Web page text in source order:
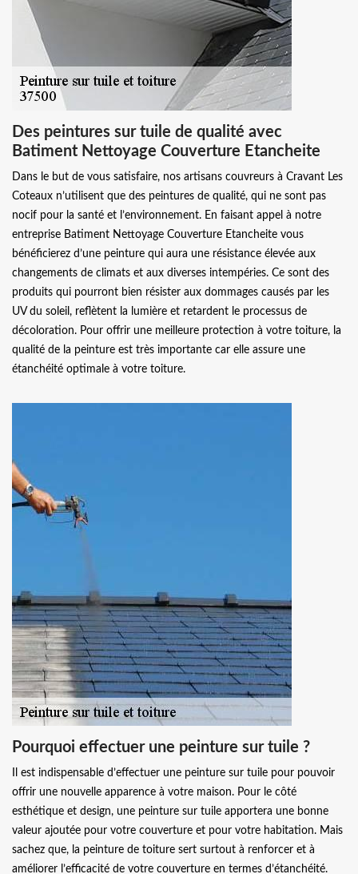
Des peintures sur tuile de qualité avec
Batiment Nettoyage Couverture Etancheite
Dans le but de vous satisfaire, nos artisans couvreurs à Cravant Les
Coteaux n’utilisent que des peintures de qualité, qui ne sont pas
nocif pour la santé et l’environnement. En faisant appel à notre
entreprise Batiment Nettoyage Couverture Etancheite vous
bénéficierez d’une peinture qui aura une résistance élevée aux
changements de climats et aux diverses intempéries. Ce sont des
produits qui pourront bien résister aux dommages causés par les
UV du soleil, reflètent la lumière et retardent le processus de
décoloration. Pour offrir une meilleure protection à votre toiture, la
qualité de la peinture est très importante car elle assure une
étanchéité optimale à votre toiture.
Pourquoi effectuer une peinture sur tuile ?
Il est indispensable d’effectuer une peinture sur tuile pour pouvoir
offrir une nouvelle apparence à votre maison. Pour le côté
esthétique et design, une peinture sur tuile apportera une bonne
valeur ajoutée pour votre couverture et pour votre habitation. Mais
sachez que, la peinture de toiture sert surtout à renforcer et à
améliorer l’efficacité de votre couverture en termes d’étanchéité.